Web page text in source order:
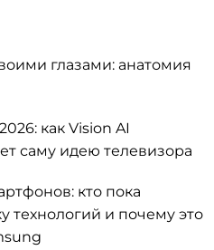
глазами: анатомия
как Vision AI
саму идею телевизора
кто пока
технологий и почему это